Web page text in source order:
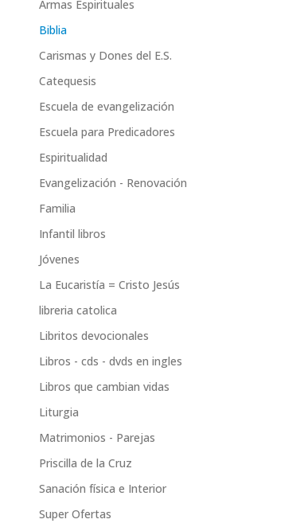
Armas Espirituales
Biblia
Carismas y Dones del E.S.
Catequesis
Escuela de evangelización
Escuela para Predicadores
Espiritualidad
Evangelización - Renovación
Familia
Infantil libros
Jóvenes
La Eucaristía = Cristo Jesús
libreria catolica
Libritos devocionales
Libros - cds - dvds en ingles
Libros que cambian vidas
Liturgia
Matrimonios - Parejas
Priscilla de la Cruz
Sanación física e Interior
Super Ofertas